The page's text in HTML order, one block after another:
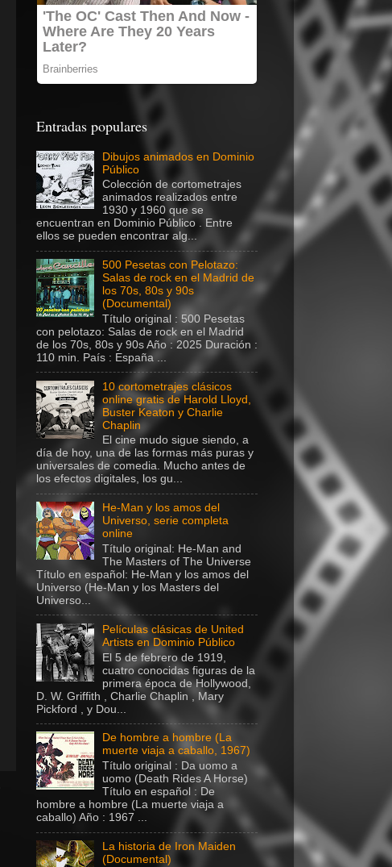
Entradas populares
Dibujos animados en Dominio
Público
Colección de cortometrajes
animados realizados entre
1930 y 1960 que se
encuentran en Dominio Público . Entre
ellos se pueden encontrar alg...
500 Pesetas con Pelotazo:
Salas de rock en el Madrid de
los 70s, 80s y 90s
(Documental)
Título original : 500 Pesetas
con pelotazo: Salas de rock en el Madrid
de los 70s, 80s y 90s Año : 2025 Duración :
110 min. País : España ...
10 cortometrajes clásicos
online gratis de Harold Lloyd,
Buster Keaton y Charlie
Chaplin
El cine mudo sigue siendo, a
día de hoy, una de las formas más puras y
universales de comedia. Mucho antes de
los efectos digitales, los gu...
He-Man y los amos del
Universo, serie completa
online
Título original: He-Man and
The Masters of The Universe
Título en español: He-Man y los amos del
Universo (He-Man y los Masters del
Universo...
Películas clásicas de United
Artists en Dominio Público
El 5 de febrero de 1919,
cuatro conocidas figuras de la
primera época de Hollywood,
D. W. Griffith , Charlie Chaplin , Mary
Pickford , y Dou...
De hombre a hombre (La
muerte viaja a caballo, 1967)
Título original : Da uomo a
uomo (Death Rides A Horse)
Título en español : De
hombre a hombre (La muerte viaja a
caballo) Año : 1967 ...
La historia de Iron Maiden
(Documental)